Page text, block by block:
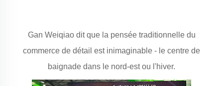
Gan Weiqiao dit que la pensée traditionnelle du
commerce de détail est inimaginable - le centre de
baignade dans le nord-est ou l'hiver.